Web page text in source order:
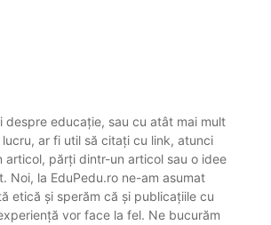
despre educație, sau cu atât mai mult
ar fi util să citați cu link, atunci
articol, părți dintr-un articol sau o idee
Noi, la EduPedu.ro ne-am asumat
etică și sperăm că și publicațiile cu
vor face la fel. Ne bucurăm